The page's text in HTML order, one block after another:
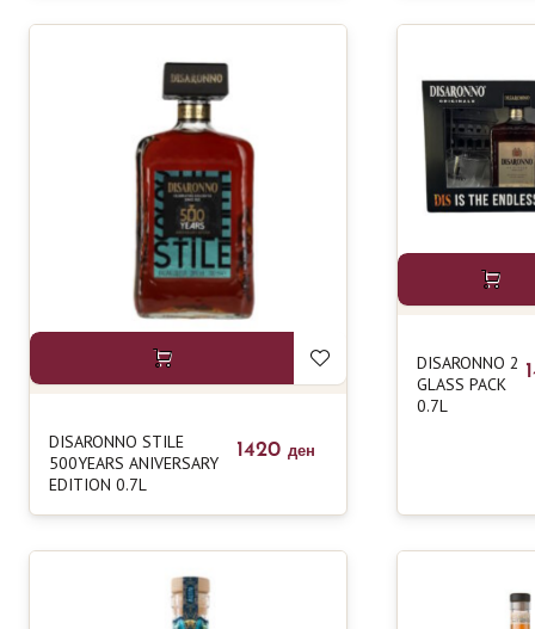
DISARONNO STILE
500YEARS ANIVERSARY
EDITION 0.7L
1420 ден
DISARONNO 2
GLASS PACK
0.7L